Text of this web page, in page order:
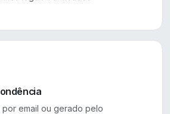
por email ou gerado pelo